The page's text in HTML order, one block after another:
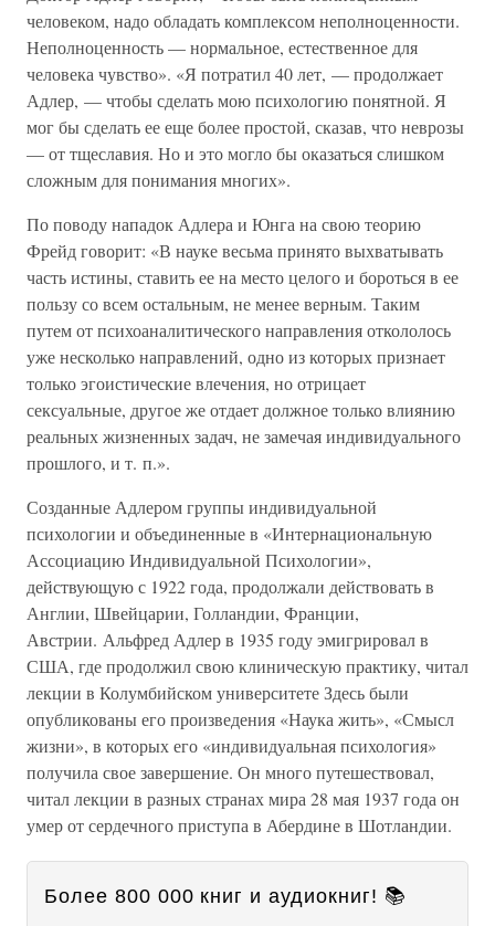
человеком, надо обладать комплексом неполноценности.
Неполноценность — нормальное, естественное для
человека чувство». «Я потратил 40 лет, — продолжает
Адлер, — чтобы сделать мою психологию понятной. Я
мог бы сделать ее еще более простой, сказав, что неврозы
— от тщеславия. Но и это могло бы оказаться слишком
сложным для понимания многих».
По поводу нападок Адлера и Юнга на свою теорию
Фрейд говорит: «В науке весьма принято выхватывать
часть истины, ставить ее на место целого и бороться в ее
пользу со всем остальным, не менее верным. Таким
путем от психоаналитического направления откололось
уже несколько направлений, одно из которых признает
только эгоистические влечения, но отрицает
сексуальные, другое же отдает должное только влиянию
реальных жизненных задач, не замечая индивидуального
прошлого, и т. п.».
Созданные Адлером группы индивидуальной
психологии и объединенные в «Интернациональную
Ассоциацию Индивидуальной Психологии»,
действующую с 1922 года, продолжали действовать в
Англии, Швейцарии, Голландии, Франции,
Австрии. Альфред Адлер в 1935 году эмигрировал в
США, где продолжил свою клиническую практику, читал
лекции в Колумбийском университете Здесь были
опубликованы его произведения «Наука жить», «Смысл
жизни», в которых его «индивидуальная психология»
получила свое завершение. Он много путешествовал,
читал лекции в разных странах мира 28 мая 1937 года он
умер от сердечного приступа в Абердине в Шотландии.
Более 800 000 книг и аудиокниг! 📚